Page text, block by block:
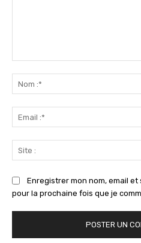
Enregistrer mon nom, email
pour la prochaine fois que je